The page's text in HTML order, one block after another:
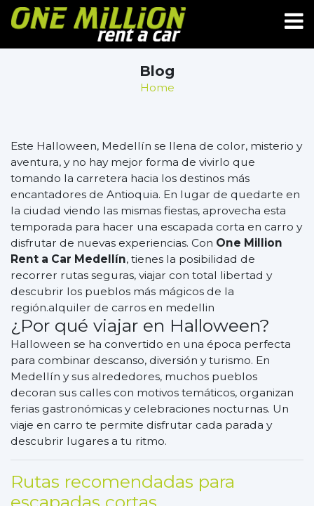
Blog
Home
Este Halloween, Medellín se llena de color, misterio y
aventura, y no hay mejor forma de vivirlo que
tomando la carretera hacia los destinos más
encantadores de Antioquia. En lugar de quedarte en
la ciudad viendo las mismas fiestas, aprovecha esta
temporada para hacer una escapada corta en carro y
disfrutar de nuevas experiencias. Con One Million
Rent a Car Medellín, tienes la posibilidad de
recorrer rutas seguras, viajar con total libertad y
descubrir los pueblos más mágicos de la
región.alquiler de carros en medellin
¿Por qué viajar en Halloween?
Halloween se ha convertido en una época perfecta
para combinar descanso, diversión y turismo. En
Medellín y sus alrededores, muchos pueblos
decoran sus calles con motivos temáticos, organizan
ferias gastronómicas y celebraciones nocturnas. Un
viaje en carro te permite disfrutar cada parada y
descubrir lugares a tu ritmo.
Rutas recomendadas para
escapadas cortas